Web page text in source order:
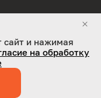
защищены 2026
сайт и нажимая
на обработку